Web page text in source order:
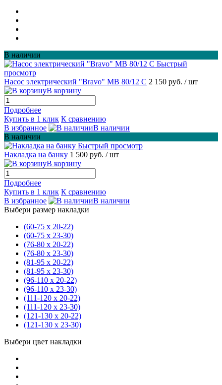
В наличии
Быстрый
просмотр
Насос электрический "Bravo" MB 80/12 С 2 150 руб. / шт
В корзину
Подробнее
Купить в 1 клик К сравнению
В избранное
В наличии
В наличии
Быстрый просмотр
Накладка на банку 1 500 руб. / шт
В корзину
Подробнее
Купить в 1 клик К сравнению
В избранное
В наличии
Выбери размер накладки
(60-75 х 20-22)
(60-75 х 23-30)
(76-80 х 20-22)
(76-80 х 23-30)
(81-95 х 20-22)
(81-95 х 23-30)
(96-110 х 20-22)
(96-110 х 23-30)
(111-120 х 20-22)
(111-120 х 23-30)
(121-130 х 20-22)
(121-130 х 23-30)
Выбери цвет накладки